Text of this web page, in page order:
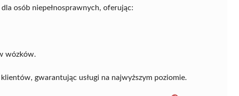
osób niepełnosprawnych, oferując:
wózków.
gwarantując usługi na najwyższym poziomie.